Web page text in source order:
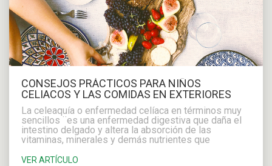
CONSEJOS PRÁCTICOS PARA NIÑOS
CELIACOS Y LAS COMIDAS EN EXTERIORES
La celeaquía o enfermedad celíaca en términos muy
sencillos ¨es una enfermedad digestiva que daña el
intestino delgado y altera la absorción de las
vitaminas, minerales y demás nutrientes que
VER ARTÍCULO